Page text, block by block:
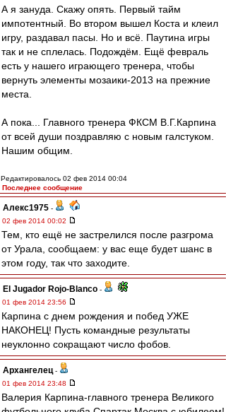
А я зануда. Скажу опять. Первый тайм
импотентный. Во втором вышел Коста и клеил
игру, раздавал пасы. Но и всё. Паутина игры
так и не сплелась. Подождём. Ещё февраль
есть у нашего играющего тренера, чтобы
вернуть элементы мозаики-2013 на прежние
места.
А пока... Главного тренера ФКСМ В.Г.Карпина
от всей души поздравляю с новым галстуком.
Нашим общим.
Редактировалось 02 фев 2014 00:04
Последнее сообщение
Алекс1975 -
02 фев 2014 00:02
Тем, кто ещё не застрелился после разгрома
от Урала, сообщаем: у вас еще будет шанс в
этом году, так что заходите.
El Jugador Rojo-Blanco -
01 фев 2014 23:56
Карпина с днем рождения и побед УЖЕ
НАКОНЕЦ! Пусть командные результаты
неуклонно сокращают число фобов.
Архангелец -
01 фев 2014 23:48
Валерия Карпина-главного тренера Великого